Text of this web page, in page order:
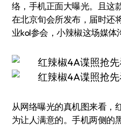
络，手机正面大曝光。且这
在北京旬会所发布，届时还
业kol参会，小辣椒这场媒体
从网络曝光的真机图来看，
为让人满意的。手机两侧的